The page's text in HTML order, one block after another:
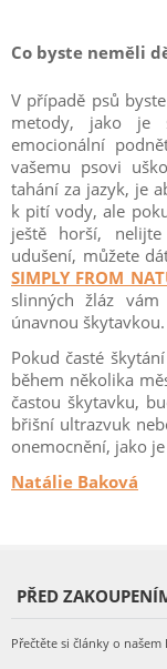
Co byste neměli
V případě psů
metody, jako je
emocionální
vašemu psovi
tahání za jazyk, je
k pití vody, ale
ještě horší,
udušení, můžete
SIMPLY FROM
slinných žláz
únavnou škytavkou.
Pokud časté
během několika
častou škytavku,
břišní ultrazvuk
onemocnění, jako
Natálie Baková
PŘED
Přečtěte si články o našem